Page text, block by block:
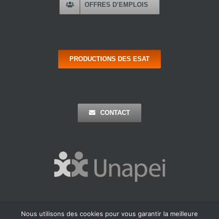
OFFRES D’EMPLOIS
PRODUCTIONS DES ESAT
CONTACT
Nous utilisons des cookies pour vous garantir la meilleure